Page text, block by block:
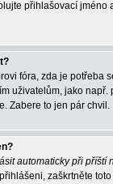
přihlašovací
fóra, zda je potřeba
uživatelům, jako
Zabere to jen pár chvil.
automaticky při příští
zaškrtněte